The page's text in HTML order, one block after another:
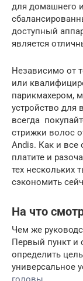
для домашнего
доступный
является
Независимо от
или
парикмахером,
устройство для
всегда
стрижки волос
Andis. Как и все
платите и
тех нескольких
сэкономить
На что
Чем же
Первый пункт и
определить
универсальное